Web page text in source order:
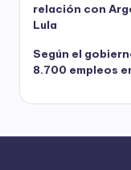
relación con
Lula
Según el
8.700 empleos